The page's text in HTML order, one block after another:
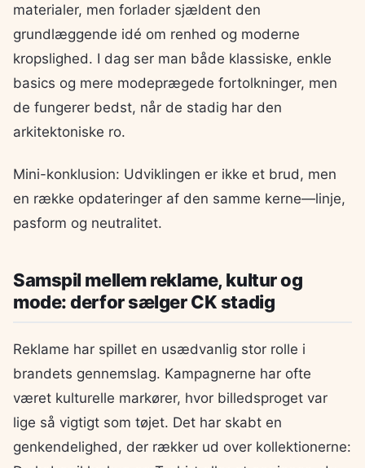
materialer, men forlader sjældent den
grundlæggende idé om renhed og moderne
kropslighed. I dag ser man både klassiske, enkle
basics og mere modeprægede fortolkninger, men
de fungerer bedst, når de stadig har den
arkitektoniske ro.
Mini-konklusion: Udviklingen er ikke et brud, men
en række opdateringer af den samme kerne—linje,
pasform og neutralitet.
Samspil mellem reklame, kultur og
mode: derfor sælger CK stadig
Reklame har spillet en usædvanlig stor rolle i
brandets gennemslag. Kampagnerne har ofte
været kulturelle markører, hvor billedsproget var
lige så vigtigt som tøjet. Det har skabt en
genkendelighed, der rækker ud over kollektionerne: